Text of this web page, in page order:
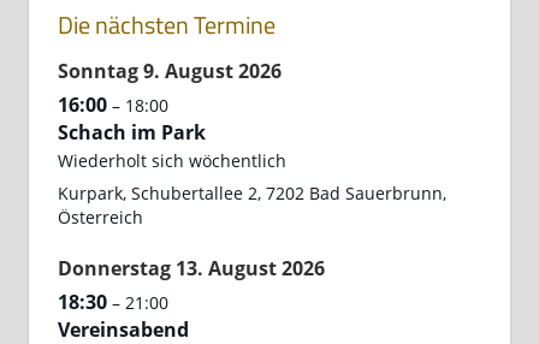
Die nächsten Termine
Sonntag9. August2026
16:00 – 18:00
Schach im Park
Wiederholt sich wöchentlich
Kurpark, Schubertallee 2, 7202 Bad Sauerbrunn,
Österreich
Donnerstag 13. August2026
18:30 – 21:00
Vereinsabend